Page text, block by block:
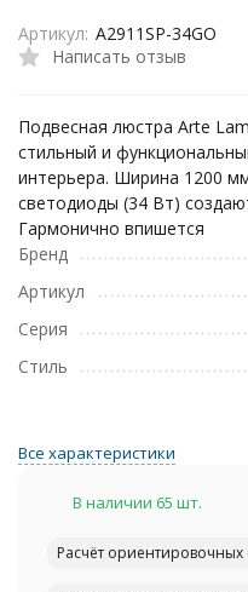
Написать отзыв
Артикул: A2911SP-34GO
Подвесная люстра Arte
стильный и
интерьера. Ширина 1200
светодиоды (34 Вт)
Гармонично впишется
Бренд
Артикул
Серия
Стиль
Все характеристики
В наличии 65 шт.
Расчёт ориентировочных